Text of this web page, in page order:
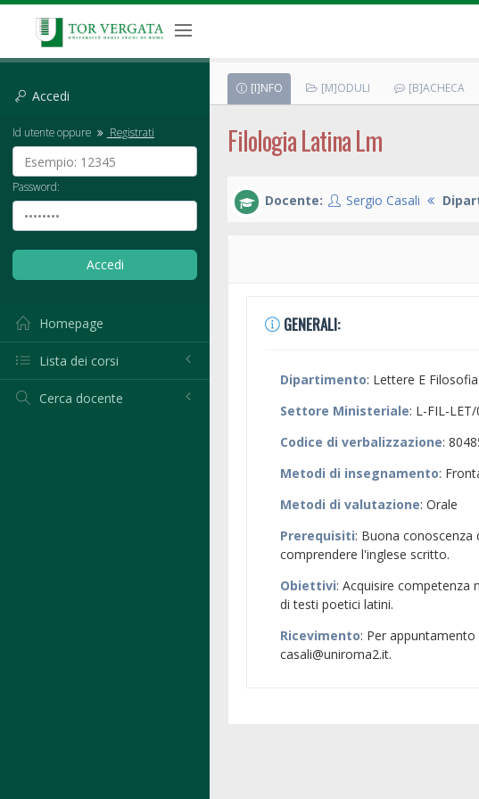
Accedi
Id utente oppure Registrati
Password:
Homepage
Lista dei corsi
Cerca docente
[I]NFO [M]ODULI [B]ACHECA
Filologia Latina Lm
Docente: Sergio Casali
GENERALI:
Dipartimento: Lettere E Filosofia
Settore Ministeriale: L-FIL-
Codice di verbalizzazione:
Metodi di insegnamento:
Metodi di valutazione: Orale
Prerequisiti: Buona conoscenza
comprendere l'inglese scritto.
Obiettivi: Acquisire competenza
di testi poetici latini.
Ricevimento: Per
casali@uniroma2.it.